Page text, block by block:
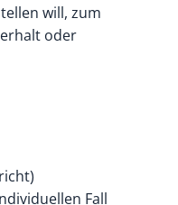
will, zum
oder
Fall